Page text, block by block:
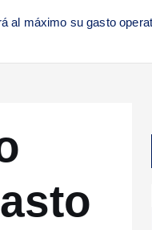
al máximo su gasto